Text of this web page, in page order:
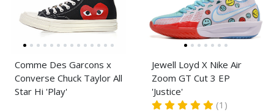
Comme Des Garcons x
Converse Chuck Taylor All
Star Hi 'Play'
Jewell Loyd X Nike Air
Zoom GT Cut 3 EP
'Justice'
(1)